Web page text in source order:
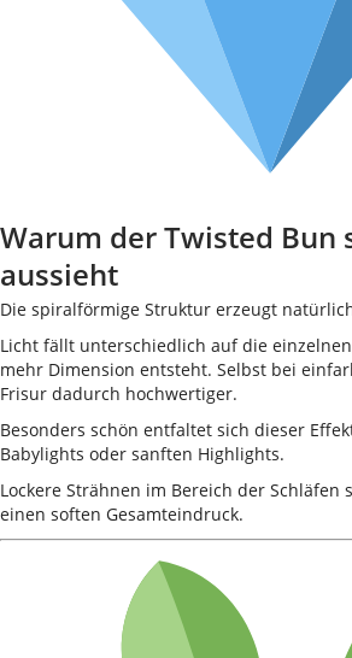
Warum der Twisted Bun
aussieht
Die spiralförmige Struktur erzeugt
Licht fällt unterschiedlich auf die
mehr Dimension entsteht. Selbst bei
Frisur dadurch hochwertiger.
Besonders schön entfaltet sich dieser
Babylights oder sanften Highlights.
Lockere Strähnen im Bereich der Schläfen
einen soften Gesamteindruck.